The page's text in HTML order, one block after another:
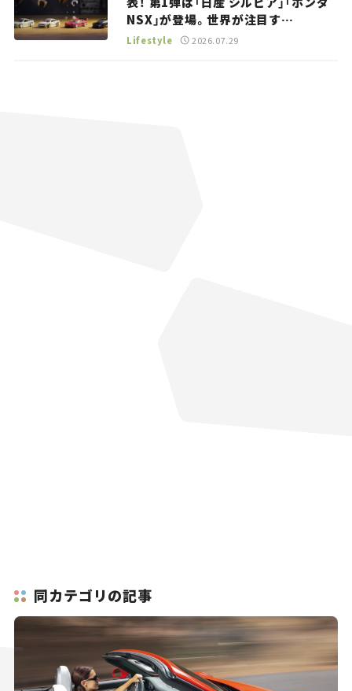
NSX」が登場。世界が注目す
る“JDM”に焦点【クルマとホビー】
Lifestyle 2026.07.29
同カテゴリの記事